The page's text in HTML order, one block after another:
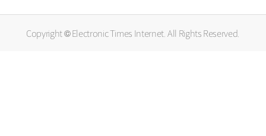
Copyright © Electronic Times Internet. All Rights Reserved.